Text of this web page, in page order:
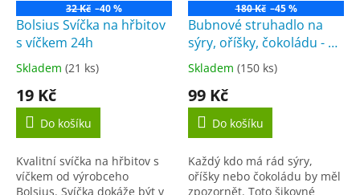
32 Kč –40 %
Bolsius Svíčka na hřbitov
s víčkem 24h
Průměrné
produktu
5,0
5
hvězdiček.
Skladem (21 ks)
19 Kč
Do košíku
Kvalitní svíčka na hřbitov s
víčkem od výrobceho
Bolsius. Svíčka dokáže být v
180 Kč –45 %
Bubnové struhadlo na
sýry, oříšky, čokoládu - 3
nástavce
Průměrné
produktu
2,8
5
hvězdiček.
Skladem (150 ks)
99 Kč
Do košíku
Každý kdo má rád sýry,
oříšky nebo čokoládu by měl
zpozornět. Toto šikovné